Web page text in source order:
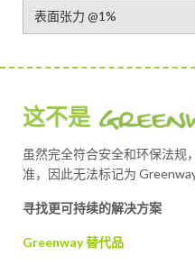
表面张力 @1%
这不是
虽然完全符合安全和环保法规
准，因此无法标记为 Greenway
寻找更可持续的解决方案
Greenway 替代品